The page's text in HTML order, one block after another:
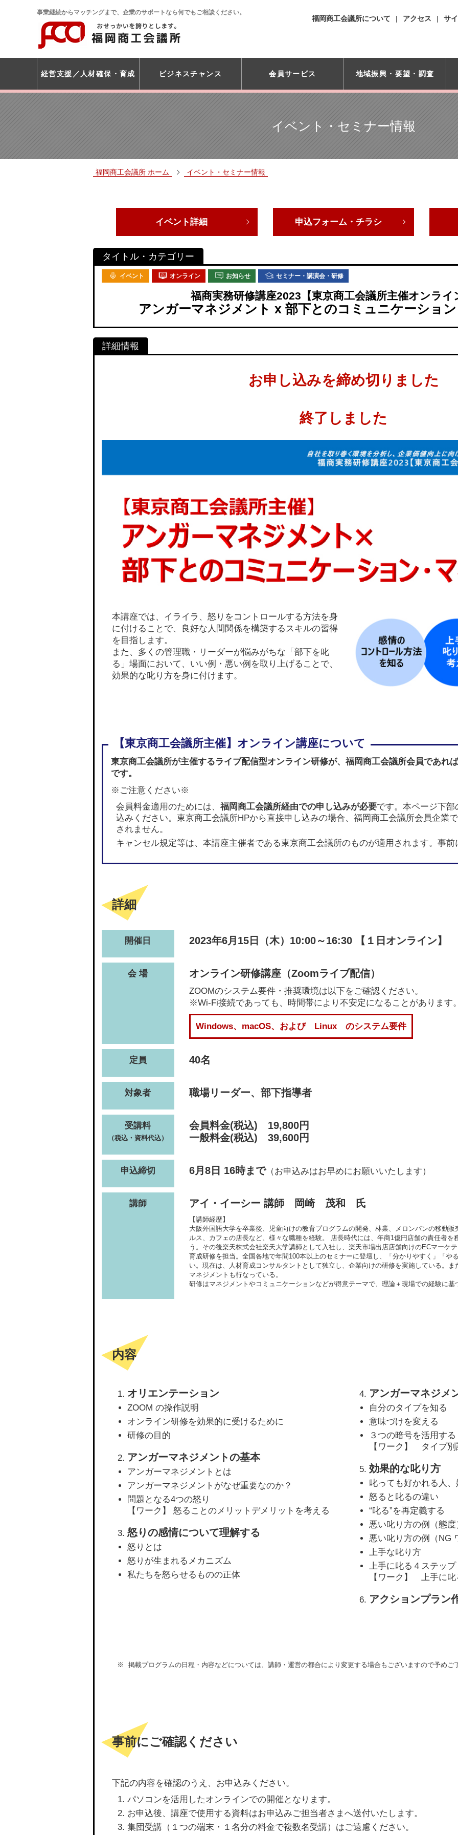
事業継続からマッチングまで、企業のサポートなら何でもご相談ください。
福岡商工会議所について アクセス サ
経営支援 人材確保・育成 ビジネスチャンス 会員サービス 地域振興・ 要望・調査
イベント・セミナー情報
福岡商工会議所 ホーム イベント・セミナー情報
イベント詳細 申込フォーム・チラシ
イベント オンライン お知らせ セミナー・講演会・研修
福商実務研修講座2023【東京商工会議所主催オンライ
アンガーマネジメント x 部下とのコミュニケーショ
お申し込みを締め切りました
終了しました
本講座では、イライラ、怒りをコントロールする方法を身
に付けることで、良好な人間関係を構築するスキルの習得
を目指します。
また、多くの管理職・リーダーが悩みがちな「部下を叱
る」場面において、いい例・悪い例を取り上げることで、
効果的な叱り方を身に付けます。
東京商工会議所が主催するライブ配信型オンライン研修が、 福岡商工会議所会員であれば
です。
※ご注意ください※
会員料金適用のためには、 福岡商工会議所経由での申し込みが必要です。本ページ下
込みください。東京商工会議所HPから直接申し込みの場合、福岡商工会議所会員企業
されません。
キャンセル規定等は、本講座主催者である東京商工会議所のものが適用されます。事前
詳細
開催日 2023年6月15日（木）10:00～16:30 【１日オンライン】
会 場 オンライン研修講座（Zoomライブ配信）
ZOOMのシステム要件・推奨環境は以下をご確認ください。
※Wi-Fi接続であっても、時間帯により不安定になることがあります。
Windows、macOS、および Linux のシステム要件
定員 40名
対象者 職場リーダー、部下指導者
受講料
（税込・資料代込）
会員料金(税込) 19,800円
一般料金(税込) 39,600円
申込締切 6月8日 16時まで（お申込みはお早めにお願いいたします）
講師 アイ・イーシー 講師 岡崎 茂和 氏
【講師経歴】
大阪外国語大学を卒業後、児童向けの教育プログラムの開発、林業、メロンパンの移動
ルス、カフェの店長など、様々な職種を経験。 店長時代には、年商1億円店舗の責任者を
う。その後楽天株式会社楽天大学講師として入社し、楽天市場出店店舗向けのECマーケ
育成研修を担当。全国各地で年間100本以上のセミナーに登壇し、「分かりやすく」「や
い。現在は、人材育成コンサルタントとして独立し、企業向けの研修を実施している。ま
マネジメントも行なっている。
研修はマネジメントやコミュニケーションなどが得意テーマで、理論＋現場での経験に基
内容
オリエンテーション
ZOOM の操作説明
オンライン研修を効果的に受けるために
研修の目的
アンガーマネジメントの基本
アンガーマネジメントとは
アンガーマネジメントがなぜ重要なのか？
問題となる4つの怒り
【ワーク】 怒ることのメリットデメリットを考える
怒りの感情について理解する
怒りとは
怒りが生まれるメカニズム
私たちを怒らせるものの正体
アンガーマネジメ
自分のタイプを知る
意味づけを変える
３つの暗号を活用する
【ワーク】 タイプ別
効果的な叱り方
叱っても好かれる人、
怒ると叱るの違い
“叱る”を再定義する
悪い叱り方の例（態度
悪い叱り方の例（NG
上手な叱り方
上手に叱る４ステップ
【ワーク】 上手に叱
アクションプラン
掲載プログラムの日程・内容などについては、講師・運営の都合により変更する場合もございますので予めご
事前にご確認ください
下記の内容を確認のうえ、お申込みください。
パソコンを活用したオンラインでの開催となります。
お申込後、講座で使用する資料はお申込みご担当者さまへ送付いたします。
集団受講（１つの端末・１名分の料金で複数名受講）はご遠慮ください。